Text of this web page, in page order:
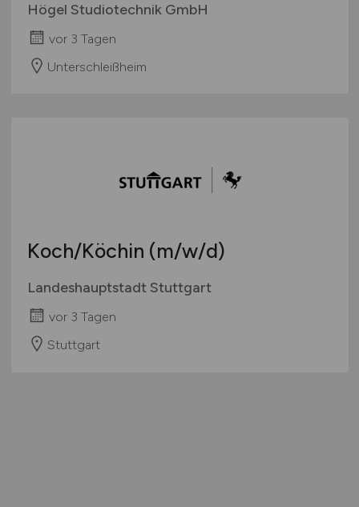
Högel Studiotechnik GmbH
vor 3 Tagen
Unterschleißheim
Koch/Köchin (m/w/d)
Landeshauptstadt Stuttgart
vor 3 Tagen
Stuttgart